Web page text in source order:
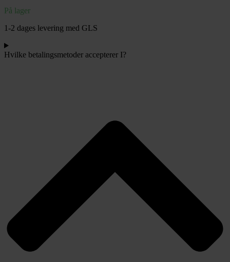
antal
På lager
1-2 dages levering med GLS
Hvilke betalingsmetoder accepterer I?